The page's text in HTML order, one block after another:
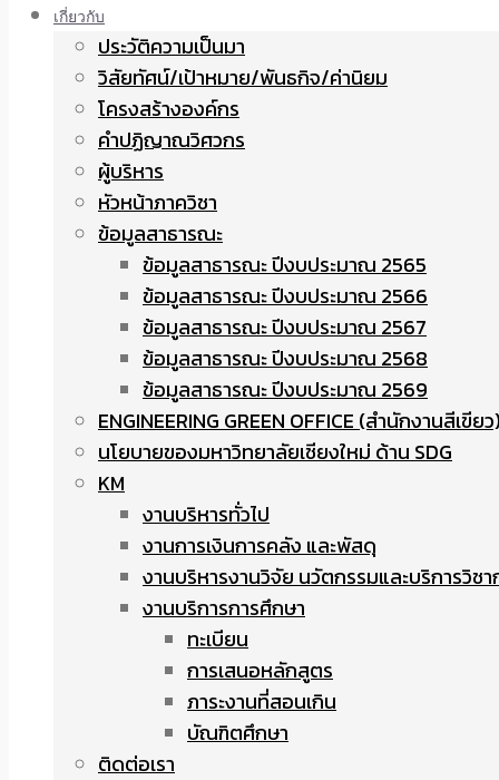
เกี่ยวกับ
ประวัติความเป็นมา
วิสัยทัศน์/เป้าหมาย/พันธกิจ/ค่านิยม
โครงสร้างองค์กร
คำปฏิญาณวิศวกร
ผู้บริหาร
หัวหน้าภาควิชา
ข้อมูลสาธารณะ
ข้อมูลสาธารณะ ปีงบประมาณ 2565
ข้อมูลสาธารณะ ปีงบประมาณ 2566
ข้อมูลสาธารณะ ปีงบประมาณ 2567
ข้อมูลสาธารณะ ปีงบประมาณ 2568
ข้อมูลสาธารณะ ปีงบประมาณ 2569
ENGINEERING GREEN OFFICE (สำนักงานสีเขีย
นโยบายของมหาวิทยาลัยเชียงใหม่ ด้าน SDG
KM
งานบริหารทั่วไป
งานการเงินการคลัง และพัสดุ
งานบริหารงานวิจัย นวัตกรรมและบริการวิชา
งานบริการการศึกษา
ทะเบียน
การเสนอหลักสูตร
ภาระงานที่สอนเกิน
บัณฑิตศึกษา
ติดต่อเรา